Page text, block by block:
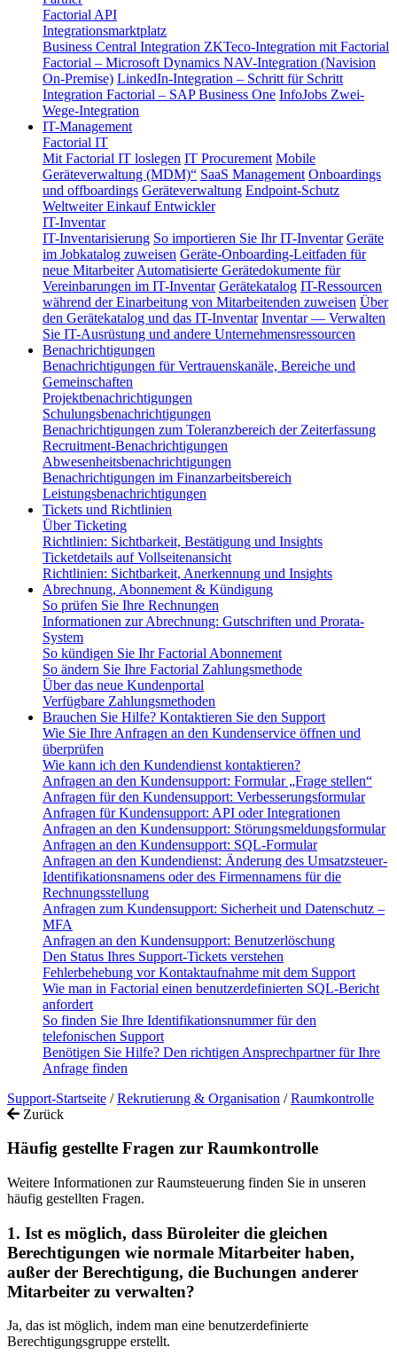
Factorial API
Integrationsmarktplatz
Business Central Integration ZKTeco-Integration mit Factorial
Factorial – Microsoft Dynamics NAV-Integration (Navision
On-Premise) LinkedIn-Integration – Schritt für Schritt
Integration Factorial – SAP Business One InfoJobs Zwei-
Wege-Integration
IT-Management
Factorial IT
Mit Factorial IT loslegen IT Procurement Mobile
Geräteverwaltung (MDM)“ SaaS Management Onboardings
und offboardings Geräteverwaltung Endpoint-Schutz
Weltweiter EinkaufEntwickler
IT-Inventar
IT-Inventarisierung So importieren Sie Ihr IT-Inventar Geräte
im Jobkatalog zuweisen Geräte-Onboarding-Leitfaden für
neue Mitarbeiter Automatisierte Gerätedokumente für
Vereinbarungen im IT-Inventar Gerätekatalog IT-Ressourcen
während der Einarbeitung von Mitarbeitenden zuweisen Über
den Gerätekatalog und das IT-Inventar Inventar — Verwalten
Sie IT-Ausrüstung und andere Unternehmensressourcen
Benachrichtigungen
Benachrichtigungen für Vertrauenskanäle, Bereiche und
Gemeinschaften
Projektbenachrichtigungen
Schulungsbenachrichtigungen
Benachrichtigungen zum Toleranzbereich der Zeiterfassung
Recruitment-Benachrichtigungen
Abwesenheitsbenachrichtigungen
Benachrichtigungen im Finanzarbeitsbereich
Leistungsbenachrichtigungen
Tickets und Richtlinien
Über Ticketing
Richtlinien: Sichtbarkeit, Bestätigung und Insights
Ticketdetails auf Vollseitenansicht
Richtlinien: Sichtbarkeit, Anerkennung und Insights
Abrechnung, Abonnement & Kündigung
So prüfen Sie Ihre Rechnungen
Informationen zur Abrechnung: Gutschriften und Prorata-
System
So kündigen Sie Ihr Factorial Abonnement
So ändern Sie Ihre Factorial Zahlungsmethode
Über das neue Kundenportal
Verfügbare Zahlungsmethoden
Brauchen Sie Hilfe? Kontaktieren Sie den Support
Wie Sie Ihre Anfragen an den Kundenservice öffnen und
überprüfen
Wie kann ich den Kundendienst kontaktieren?
Anfragen an den Kundensupport: Formular „Frage stellen“
Anfragen für den Kundensupport: Verbesserungsformular
Anfragen für Kundensupport: API oder Integrationen
Anfragen an den Kundensupport: Störungsmeldungsformular
Anfragen an den Kundensupport: SQL-Formular
Anfragen an den Kundendienst: Änderung des Umsatzsteuer-
Identifikationsnamens oder des Firmennamens für die
Rechnungsstellung
Anfragen zum Kundensupport: Sicherheit und Datenschutz –
MFA
Anfragen an den Kundensupport: Benutzerlöschung
Den Status Ihres Support-Tickets verstehen
Fehlerbehebung vor Kontaktaufnahme mit dem Support
Wie man in Factorial einen benutzerdefinierten SQL-Bericht
anfordert
So finden Sie Ihre Identifikationsnummer für den
telefonischen Support
Benötigen Sie Hilfe? Den richtigen Ansprechpartner für Ihre
Anfrage finden
Support-Startseite / Rekrutierung & Organisation / Raumkontrolle
Zurück
Häufig gestellte Fragen zur Raumkontrolle
Weitere Informationen zur Raumsteuerung finden Sie in unseren
häufig gestellten Fragen.
1. Ist es möglich, dass Büroleiter die gleichen
Berechtigungen wie normale Mitarbeiter haben,
außer der Berechtigung, die Buchungen anderer
Mitarbeiter zu verwalten?
Ja, das ist möglich, indem man eine benutzerdefinierte
Berechtigungsgruppe erstellt.